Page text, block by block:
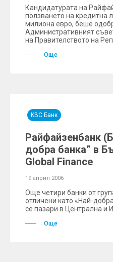
Кандидатурата на
ползването на кредитна
милиона евро, беше
Административният
на Правителството на
Още
KBC Банк
Райфайзенбанк
добра банка” в
Global Finance
19 април 2006
Още четири банки от
отличени като «Най-
се пазари в Централна и
Още